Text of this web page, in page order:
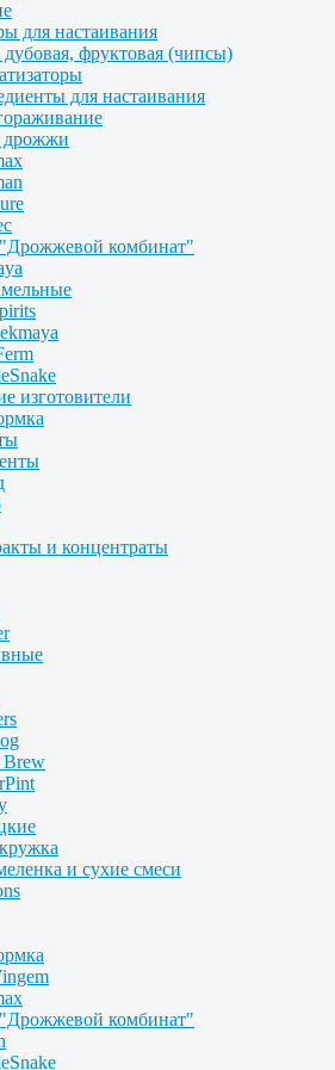
для настаивания
фруктовая (чипсы)
для настаивания
дрожжи
комбинат"
изготовители
и концентраты
Brew
и сухие смеси
комбинат"